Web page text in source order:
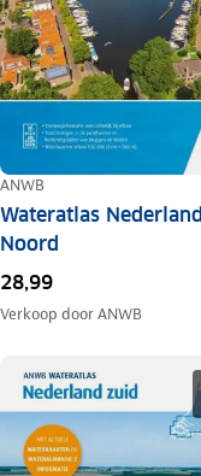
ANWB
Wateratlas Nederland
Noord
28,99
Verkoop doorANWB